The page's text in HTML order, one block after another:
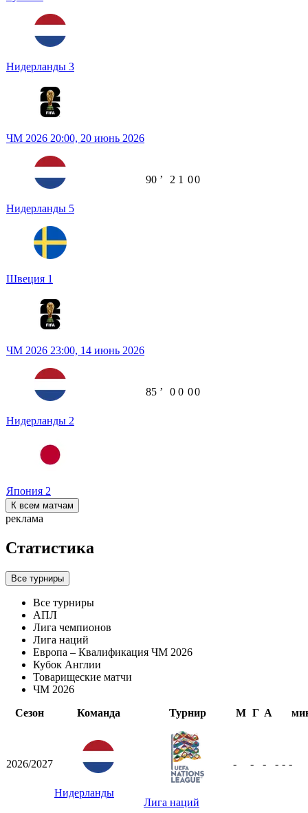
Нидерланды 3
ЧМ 2026 20:00, 20 июнь 2026
Нидерланды 5
Швеция 1
90 ʼ 2 1 00
ЧМ 2026 23:00, 14 июнь 2026
Нидерланды 2
Япония 2
85 ʼ 0 0 00
К всем матчам
реклама
Статистика
Все турниры
Все турниры
АПЛ
Лига чемпионов
Лига наций
Европа – Квалификация ЧМ 2026
Кубок Англии
Товарищеские матчи
ЧМ 2026
Сезон
Команда Турнир М Г А
2026/2027
Нидерланды
Лига наций
- - - - - -